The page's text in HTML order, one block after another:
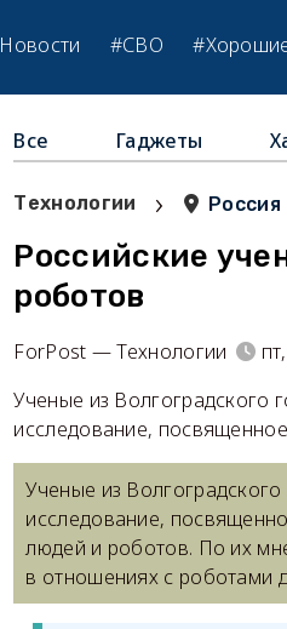
Новости #СВО
Все Гаджеты
Технологии › Россия
Российские
роботов
ForPost — Технологии
Ученые из Волгоградского
исследование,
Ученые из Волгоградского
исследование,
людей и роботов. По их
в отношениях с роботами